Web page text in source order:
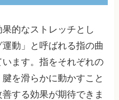
的なストレッチとし
動」と呼ばれる指の曲
ます。指をそれぞれの
を滑らかに動かすこと
する効果が期待できま